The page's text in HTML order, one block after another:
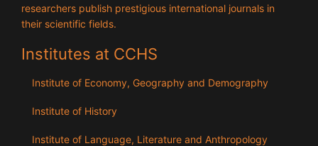
researchers publish prestigious international journals in
their scientific fields.
Institutes at CCHS
Institute of Economy, Geography and Demography
Institute of History
Institute of Language, Literature and Anthropology